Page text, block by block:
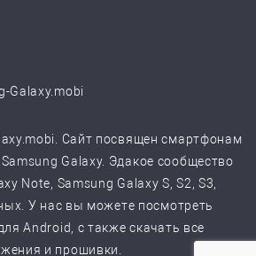
Galaxy.mobi
Сайт посвящен смартфонам
Galaxy. Эдакое сообщество
Note, Samsung Galaxy S, S2, S3,
У нас вы можете посмотреть
Android, с также скачать все
и прошивки.